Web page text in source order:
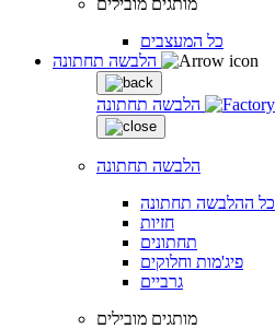
כל המעצבים
הלבשה תחתונה
הלבשה תחתונה
כל ההלבשה תחתונה
חזיות
תחתונים
פיג'מות וחלוקים
גרביים
מותגים מובילים